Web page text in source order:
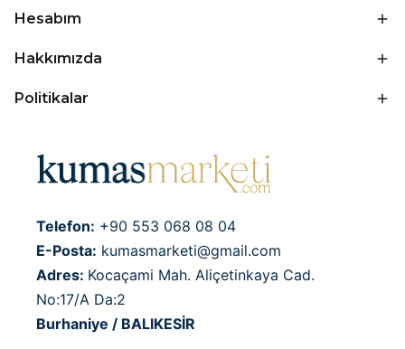
Hesabım
Hakkımızda
Politikalar
Telefon: +90 553 068 08 04
E-Posta: kumasmarketi@gmail.com
Adres: Kocaçami Mah. Aliçetinkaya Cad.
No:17/A Da:2
Burhaniye / BALIKESİR